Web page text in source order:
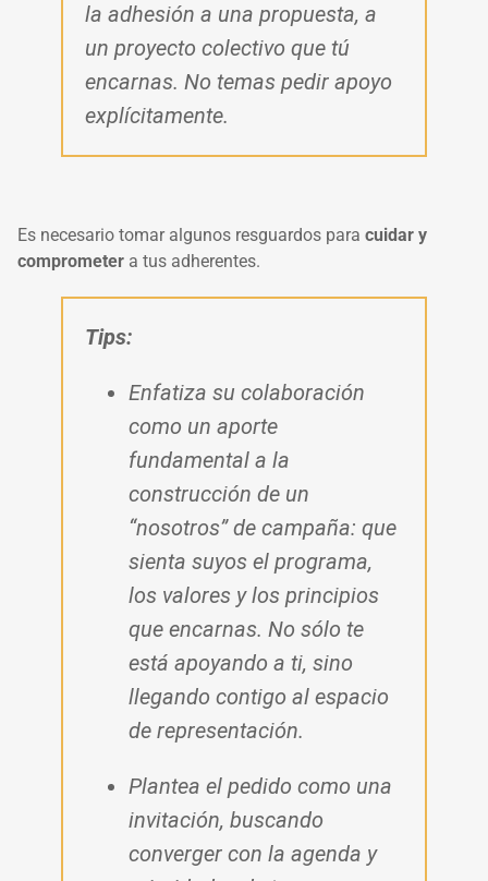
la adhesión a una propuesta, a
un proyecto colectivo que tú
encarnas. No temas pedir apoyo
explícitamente.
Es necesario tomar algunos resguardos para cuidar y
comprometer a tus adherentes.
Tips:
Enfatiza su colaboración
como un aporte
fundamental a la
construcción de un
“nosotros” de campaña: que
sienta suyos el programa,
los valores y los principios
que encarnas. No sólo te
está apoyando a ti, sino
llegando contigo al espacio
de representación.
Plantea el pedido como una
invitación, buscando
converger con la agenda y